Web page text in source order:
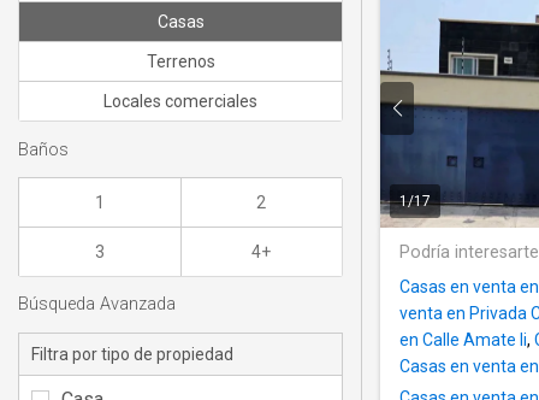
1/17
Podría
Casas en venta
venta en Privada
en Calle Amate Ii,
Casas en venta
Casas
Terrenos
Locales comerciales
Baños
1 2
3 4+
Búsqueda Avanzada
Filtra por tipo de propiedad